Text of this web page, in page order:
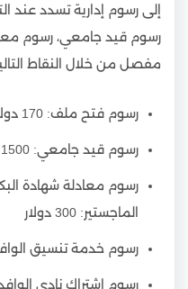
إلى رسوم إدارية تسدد
رسوم قيد جامعي، رسوم
مفصل من خلال النقاط
رسوم فتح ملف: 170 دولار
رسوم قيد جامعي: 1500 دولار
رسوم معادلة شهادة
الماجستير: 300 دولار
رسوم خدمة تنسيق الوافدين:
رسوم اشتراك نادي الوافدين: 150